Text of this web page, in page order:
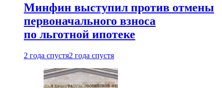
Минфин выступил против отмены
первоначального взноса
по льготной ипотеке
2 года спустя2 года спустя